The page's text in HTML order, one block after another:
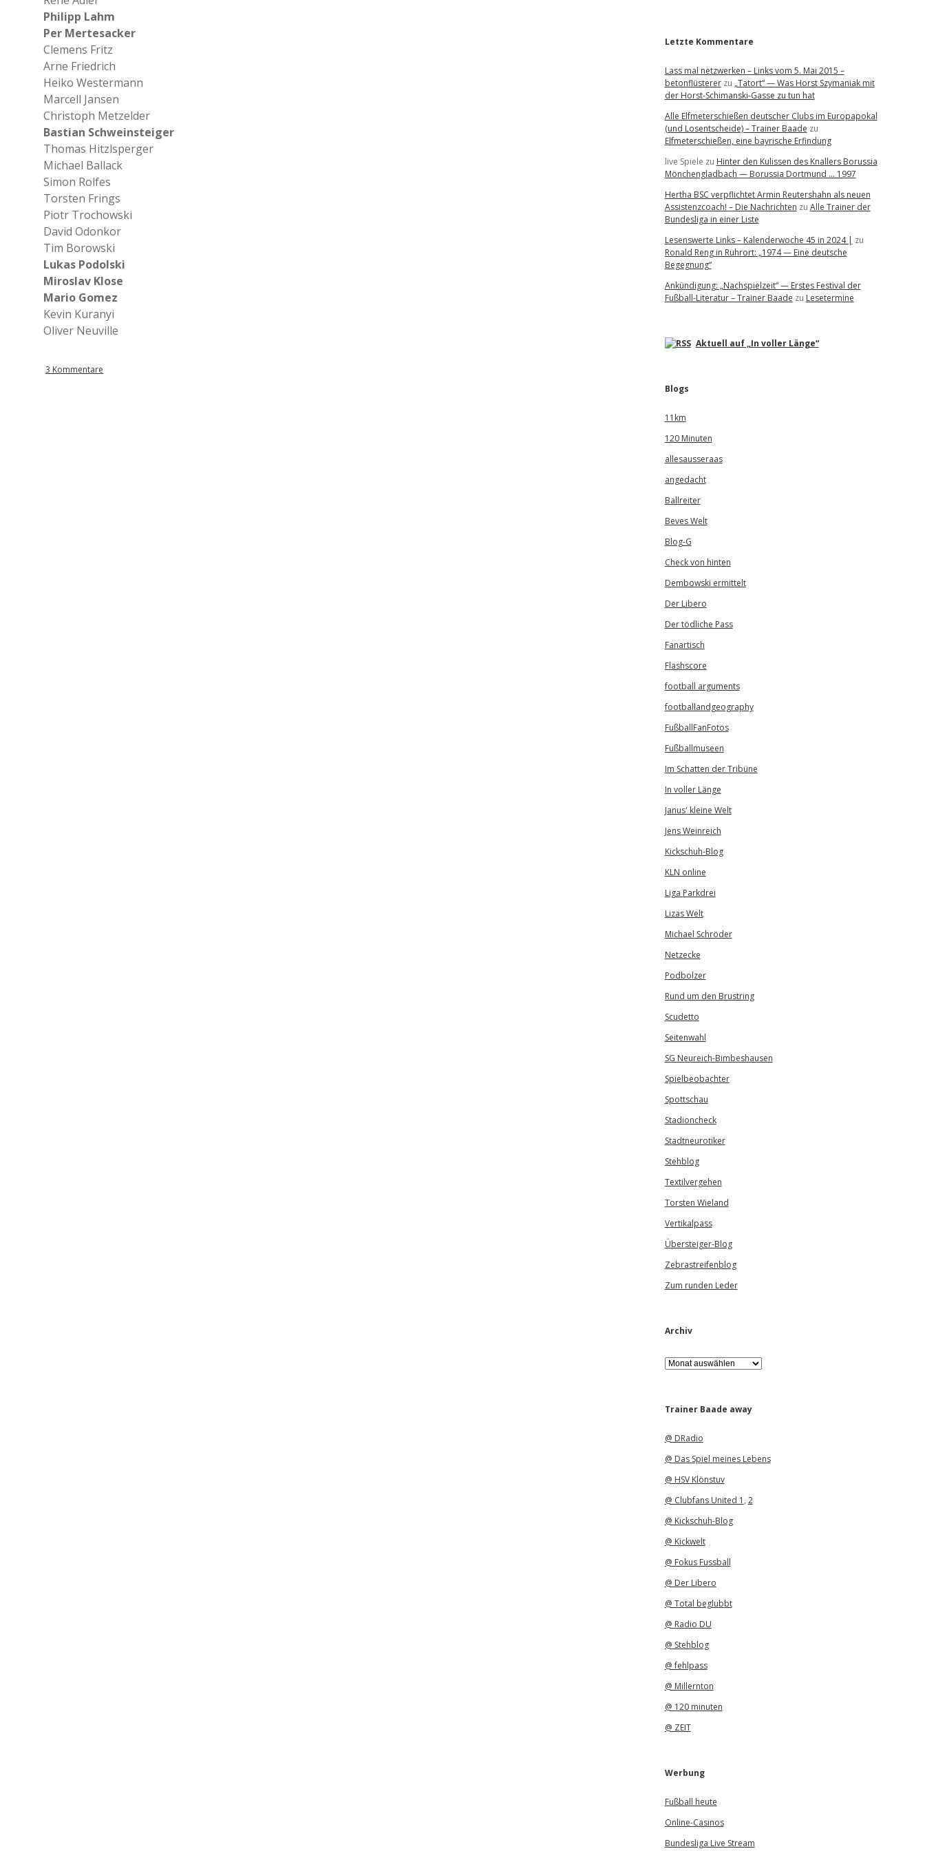
Philipp Lahm
Per Mertesacker
Clemens Fritz
Arne Friedrich
Heiko Westermann
Marcell Jansen
Christoph Metzelder
Bastian Schweinsteiger
Thomas Hitzlsperger
Michael Ballack
Simon Rolfes
Torsten Frings
Piotr Trochowski
David Odonkor
Tim Borowski
Lukas Podolski
Miroslav Klose
Mario Gomez
Kevin Kuranyi
Oliver Neuville
3 Kommentare
Letzte Kommentare
Lass mal netzwerken – Links vom 5. Mai 2015 –
betonflüstererzu „Tatort“ — Was Horst Szymaniak mit
der Horst-Schimanski-Gasse zu tun hat
Alle Elfmeterschießen deutscher Clubs im Europapokal
(und Losentscheide) – Trainer Baade zu
Elfmeterschießen, eine bayrische Erfindung
live Spiele zu Hinter den Kulissen des Knallers Borussia
Mönchengladbach — Borussia Dortmund … 1997
Hertha BSC verpflichtet Armin Reutershahn als neuen
Assistenzcoach! – Die Nachrichten zu Alle Trainer der
Bundesliga in einer Liste
Lesenswerte Links – Kalenderwoche 45 in 2024 | zu
Ronald Reng in Ruhrort: „1974 — Eine deutsche
Begegnung“
Ankündigung: „Nachspielzeit“ — Erstes Festival der
Fußball-Literatur – Trainer Baade zu Lesetermine
Aktuell auf „In voller Länge“
Blogs
11km
120 Minuten
allesausseraas
angedacht
Ballreiter
Beves Welt
Blog-G
Check von hinten
Dembowski ermittelt
Der Libero
Der tödliche Pass
Fanartisch
Flashscore
football arguments
footballandgeography
FußballFanFotos
Fußballmuseen
Im Schatten der Tribüne
In voller Länge
Janus' kleine Welt
Jens Weinreich
Kickschuh-Blog
KLN online
Liga Parkdrei
Lizas Welt
Michael Schröder
Netzecke
Podbolzer
Rund um den Brustring
Scudetto
Seitenwahl
SG Neureich-Bimbeshausen
Spielbeobachter
Spottschau
Stadioncheck
Stadtneurotiker
Stehblog
Textilvergehen
Torsten Wieland
Vertikalpass
Übersteiger-Blog
Zebrastreifenblog
Zum runden Leder
Archiv
A
r
iTrainer Baade away
@ DRadio
@ Das Spiel meines Lebens
@ HSV Klönstuv
@ Clubfans United 1 , 2
@ Kickschuh-Blog
@ Kickwelt
@ Fokus Fussball
@ Der Libero
@ Total beglubbt
@ Radio DU
@ Stehblog
@ fehlpass
@ Millernton
@ 120 minuten
@ ZEIT
Werbung
Fußball heute
Online-Casinos
Bundesliga Live Stream